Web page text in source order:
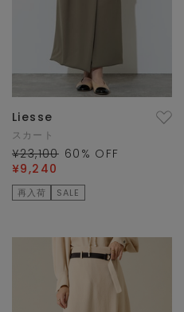
Liesse
スカート
¥23,100 60 % OFF
¥9,240
再入荷 SALE